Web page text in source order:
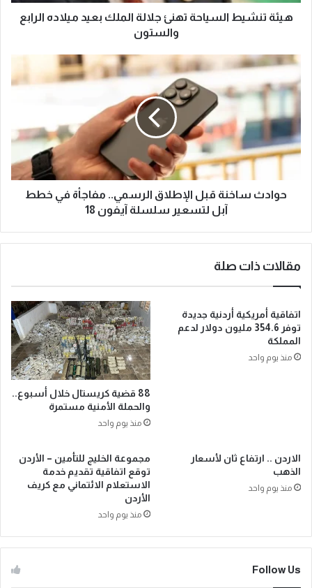
هيئة تنشيط السياحة تهنئ جلالة الملك بعيد ميلاده الرابع
والستون
حوادث ساخنة قبل الإطلاق الرسمي.. مفاجأة في خطط
آبل لتسعير سلسلة آيفون 18
مقالات ذات صلة
اتفاقية أمريكية أردنية جديدة
توفر 354.6 مليون دولار لدعم
المملكة
منذ يوم واحد
88 قضية كريستال خلال أسبوع..
والحملة الأمنية مستمرة
منذ يوم واحد
الاردن .. ارتفاع ثان لأسعار
الذهب
منذ يوم واحد
مجموعة الخليج للتأمين – الأردن
توقع اتفاقية تقديم خدمة
الاستعلام الائتماني مع كريف
الأردن
منذ يوم واحد
Follow Us